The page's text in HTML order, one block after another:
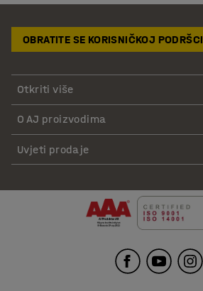
OBRATITE SE KORISNIČKOJ PODRŠCI
Otkriti više
O AJ proizvodima
Uvjeti prodaje